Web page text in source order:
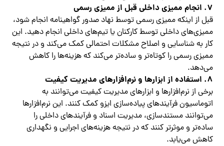
7. انجام ممیزی داخلی قبل از ممیزی رسمی
قبل از اینکه ممیزی رسمی توسط نهاد صدور گواهینامه انجام شود،
ممیزی‌های داخلی توسط کارکنان یا تیم‌های داخلی انجام دهید. این
کار به شناسایی و اصلاح مشکلات احتمالی کمک می‌کند و در نتیجه
ممیزی رسمی را کوتاه‌تر و ساده‌تر می‌کند که هزینه‌ها را کاهش
می‌دهد.
8. استفاده از ابزارها و نرم‌افزارهای مدیریت کیفیت
برخی از نرم‌افزارها و ابزارهای مدیریت کیفیت می‌توانند به
اتوماسیون فرآیندهای پیاده‌سازی ایزو کمک کنند. این نرم‌افزارها
می‌توانند مستندسازی، مدیریت اسناد و فرآیندهای داخلی را
ساده‌تر و موثرتر کنند که در نتیجه هزینه‌های اجرایی و نگهداری
کاهش می‌یابد.